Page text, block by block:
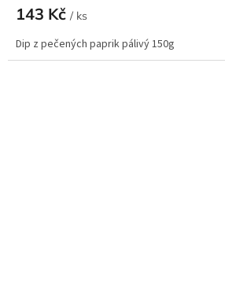
143 Kč / ks
Dip z pečených paprik pálivý 150g